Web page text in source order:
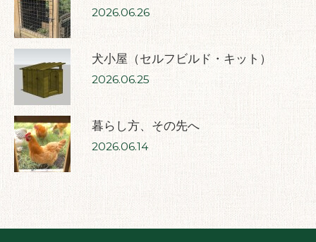
2026.06.26
犬小屋（セルフビルド・キット）
2026.06.25
暮らし方、その先へ
2026.06.14